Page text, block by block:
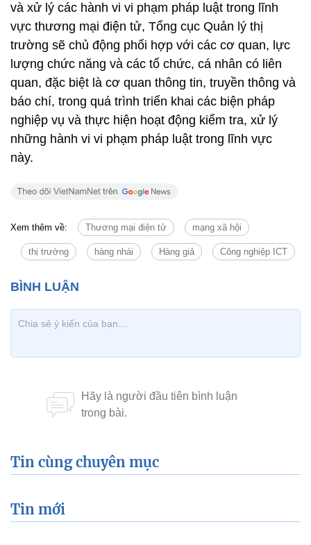
và xử lý các hành vi vi phạm pháp luật trong lĩnh
vực thương mại điện tử, Tổng cục Quản lý thị
trường sẽ chủ động phối hợp với các cơ quan, lực
lượng chức năng và các tổ chức, cá nhân có liên
quan, đặc biệt là cơ quan thông tin, truyền thông và
báo chí, trong quá trình triển khai các biện pháp
nghiệp vụ và thực hiện hoạt động kiểm tra, xử lý
những hành vi vi phạm pháp luật trong lĩnh vực
này.
Xem thêm về: Thương mại điện tử mạng xã hội
thị trường hàng nhái Hàng giả Công nghiệp ICT
Tin cùng chuyên mục
Tin mới